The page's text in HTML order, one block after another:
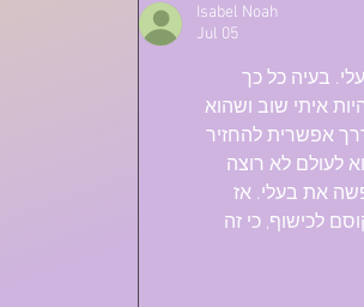
Isabel Noah
Jul 05
בעיה כל כך
איתי שוב ושהוא
אפשרית להחזיר
לעולם לא רוצה
את בעלי. אז
לכישוף, כי זה